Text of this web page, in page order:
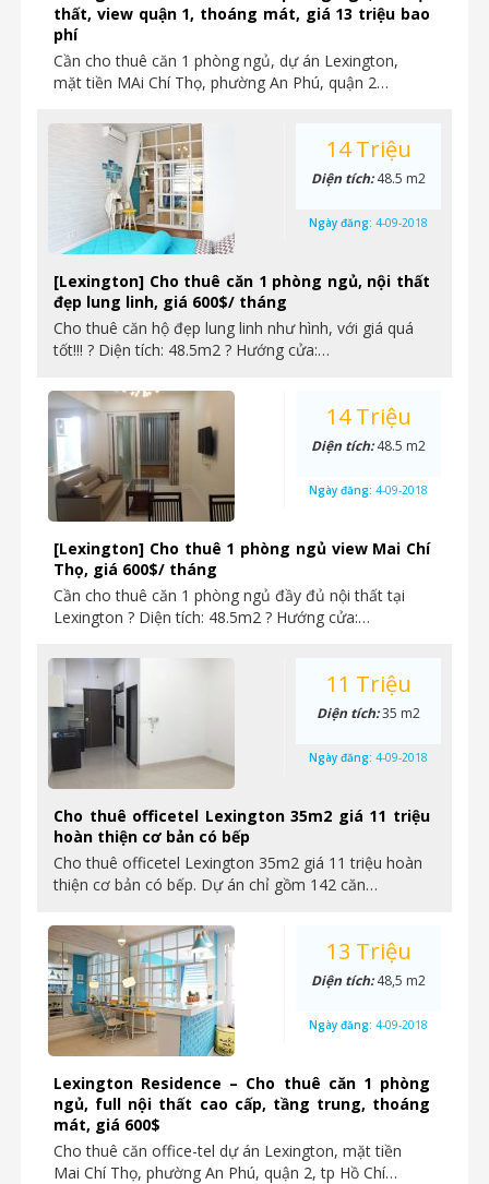
thất, view quận 1, thoáng mát, giá 13 triệu bao
phí
Cần cho thuê căn 1 phòng ngủ, dự án Lexington,
mặt tiền MAi Chí Thọ, phường An Phú, quận 2…
[Lexington] Cho thuê căn 1 phòng ngủ, nội thất
đẹp lung linh, giá 600$/ tháng
Cho thuê căn hộ đẹp lung linh như hình, với giá quá
tốt!!! ? Diện tích: 48.5m2 ? Hướng cửa:…
14 Triệu
Diện tích:48.5 m2
Ngày đăng: 4-09-2018
[Lexington] Cho thuê 1 phòng ngủ view Mai Chí
Thọ, giá 600$/ tháng
Cần cho thuê căn 1 phòng ngủ đầy đủ nội thất tại
Lexington ? Diện tích: 48.5m2 ? Hướng cửa:…
14 Triệu
Diện tích:48.5 m2
Ngày đăng: 4-09-2018
Cho thuê officetel Lexington 35m2 giá 11 triệu
hoàn thiện cơ bản có bếp
Cho thuê officetel Lexington 35m2 giá 11 triệu hoàn
thiện cơ bản có bếp. Dự án chỉ gồm 142 căn…
11 Triệu
Diện tích:35 m2
Ngày đăng: 4-09-2018
Lexington Residence – Cho thuê căn 1 phòng
ngủ, full nội thất cao cấp, tầng trung, thoáng
mát, giá 600$
Cho thuê căn office-tel dự án Lexington, mặt tiền
Mai Chí Thọ, phường An Phú, quận 2, tp Hồ Chí…
13 Triệu
Diện tích:48,5 m2
Ngày đăng: 4-09-2018